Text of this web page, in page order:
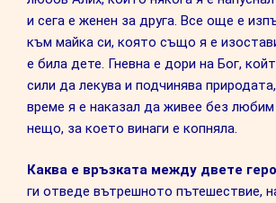
и сега е женен за друга. Все още е
към майка си, която също я е
е била дете. Гневна е дори на Бог,
сили да лекува и подчинява
време я е наказал да живее без
нещо, за което винаги е копняла.
Каква е връзката между двете
ги отведе вътрешното пътешествие,